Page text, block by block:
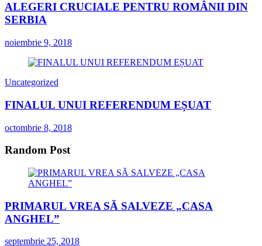
ALEGERI CRUCIALE PENTRU ROMÂNII DIN
SERBIA
noiembrie 9, 2018
Uncategorized
FINALUL UNUI REFERENDUM EȘUAT
octombrie 8, 2018
Random Post
PRIMARUL VREA SĂ SALVEZE „CASA
ANGHEL”
septembrie 25, 2018